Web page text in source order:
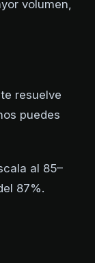
volumen,
resuelve
puedes
al 85–
87%.